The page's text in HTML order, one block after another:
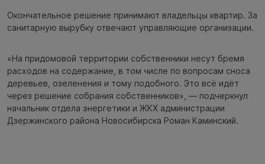
Окончательное решение принимают владельцы квартир. За
санитарную вырубку отвечают управляющие организации.
«На придомовой территории собственники несут бремя
расходов на содержание, в том числе по вопросам сноса
деревьев, озеленения и тому подобного. Это всё идёт
через решение собрания собственников», — подчеркнул
начальник отдела энергетики и ЖКХ администрации
Дзержинского района Новосибирска Роман Каминский.